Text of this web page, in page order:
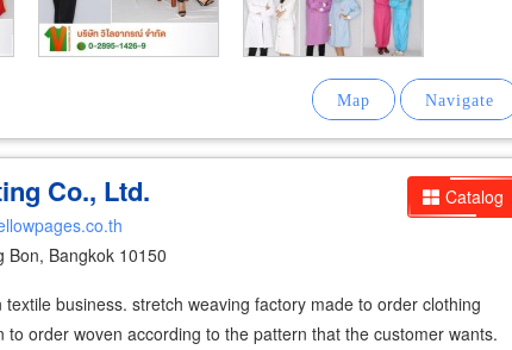
Catalog
Co., Ltd.
Bon, Bangkok 10150
business. stretch weaving factory made to order clothing
order woven according to the pattern that the customer wants.